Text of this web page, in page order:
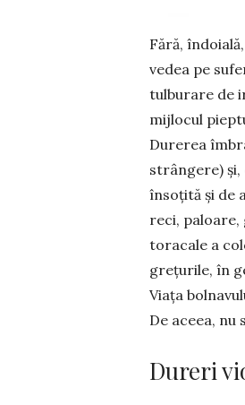
Fără,
vedea pe
tulburare de
mijlo­cul
Durerea
strângere) și,
însoțită și de
reci, paloare,
toracale a
gre­țurile, în
Viața
De aceea, nu
Dureri